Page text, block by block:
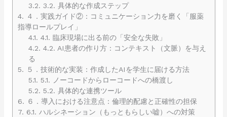
3.2. 3.2. 具体的な作成ステップ
4. ４．実践ガイド②：コミュニケーション力を磨く「服薬
指導ロールプレイ」
4.1. 4.1. 臨床現場に出る前の「安全な失敗」
4.2. 4.2. AI患者の作り方：コンテキスト（文脈）を与え
る
5. ５．技術的な実装：作成したAIを学生に届ける方法
5.1. 5.1. ノーコードからローコードへの橋渡し
5.2. 5.2. 具体的な連携ツール
6. ６．導入における注意点：倫理的配慮と正確性の担保
7. 6.1. ハルシネーション（もっともらしい嘘）への対策